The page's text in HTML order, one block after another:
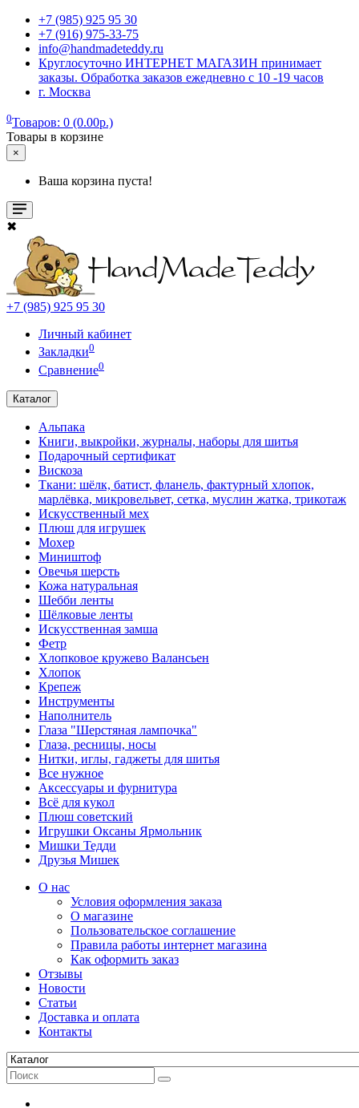
+7 (985) 925 95 30
+7 (916) 975-33-75
info@handmadeteddy.ru
Круглосуточно ИНТЕРНЕТ МАГАЗИН принимает
заказы. Обработка заказов ежедневно с 10 -19 часов
г. Москва
0Товаров: 0 (0.00р.)
Товары в корзине
×
Ваша корзина пуста!
✖
+7 (985) 925 95 30
Личный кабинет
Закладки0
Сравнение0
Каталог
Альпака
Книги, выкройки, журналы, наборы для шитья
Подарочный сертификат
Вискоза
Ткани: шёлк, батист, фланель, фактурный хлопок,
марлёвка, микровельвет, сетка, муслин жатка, трикотаж
Искусственный мех
Плюш для игрушек
Мохер
Миништоф
Овечья шерсть
Кожа натуральная
Шебби ленты
Шёлковые ленты
Искусственная замша
Фетр
Хлопковое кружево Валансьен
Хлопок
Крепеж
Инструменты
Наполнитель
Глаза "Шерстяная лампочка"
Глаза, ресницы, носы
Нитки, иглы, гаджеты для шитья
Все нужное
Аксессуары и фурнитура
Всё для кукол
Плюш советский
Игрушки Оксаны Ярмольник
Мишки Тедди
Друзья Мишек
О нас
Условия оформления заказа
О магазине
Пользовательское соглашение
Правила работы интернет магазина
Как оформить заказ
Отзывы
Новости
Статьи
Доставка и оплата
Контакты